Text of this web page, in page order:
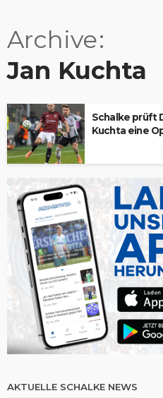
Archive
Jan Kuchta
Schalke prüft
Kuchta eine
AKTUELLE SCHALKE NEWS